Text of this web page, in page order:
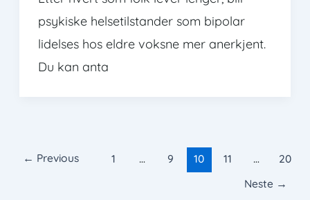
psykiske helsetilstander som bipolar
lidelses hos eldre voksne mer anerkjent.
Du kan anta
← Previous 1 … 9 10 11 …
20
Neste →